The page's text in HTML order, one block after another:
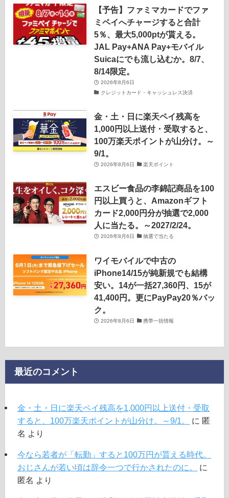
【予告】ファミマカードでファ
ミペイへチャージすると合計
5％、最大5,000ptが貰える。
JAL Pay+ANA Pay+モバイル
Suicaにでも流し込むか。8/7、
8/14限定。
2026年8月6日
クレジットカード・キャッシュレス決済
金・土・日に楽天ペイ残高を
1,000円以上送付・受取すると、
100万楽天ポイントが山分け。～
9/1。
2026年8月6日 楽天ポイント
エスビー食品の李錦記商品を100
円以上買うと、Amazonギフト
カード2,000円分が抽選で2,000
人に当たる。～2027/2/24。
2026年8月6日 抽選で当たる
ワイモバイルで中古の
iPhone14/15が純新規でも結構
安い。14が一括27,360円、15が
41,400円。更にPayPay20％バッ
ク。
2026年8月6日 携帯一括情報
最近のコメント
金・土・日に楽天ペイ残高を1,000円以上送付・受取
すると、100万楽天ポイントが山分け。～9/1。
に 匿
名 より
今なら若者が「転勤」すると100万円が貰える時代。
おじさんが若い頃は辞令一つで行かされたのに。
に
匿名 より